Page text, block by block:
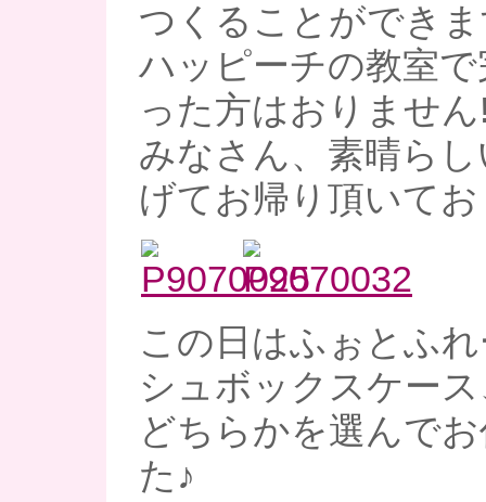
つくることができ
ハッピーチの教室
った方はおりません
みなさん、素晴ら
げてお帰り頂いて
この日はふぉとふ
シュボックスケー
どちらかを選んで
た♪